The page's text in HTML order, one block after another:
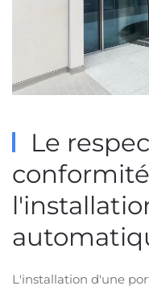
Le
L'installation d'une